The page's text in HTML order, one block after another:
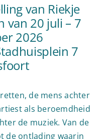
van Riekje
van 20 juli – 7
2026
7
de mens achter
als beroemdheid
de muziek. Van de
de ontlading waarin